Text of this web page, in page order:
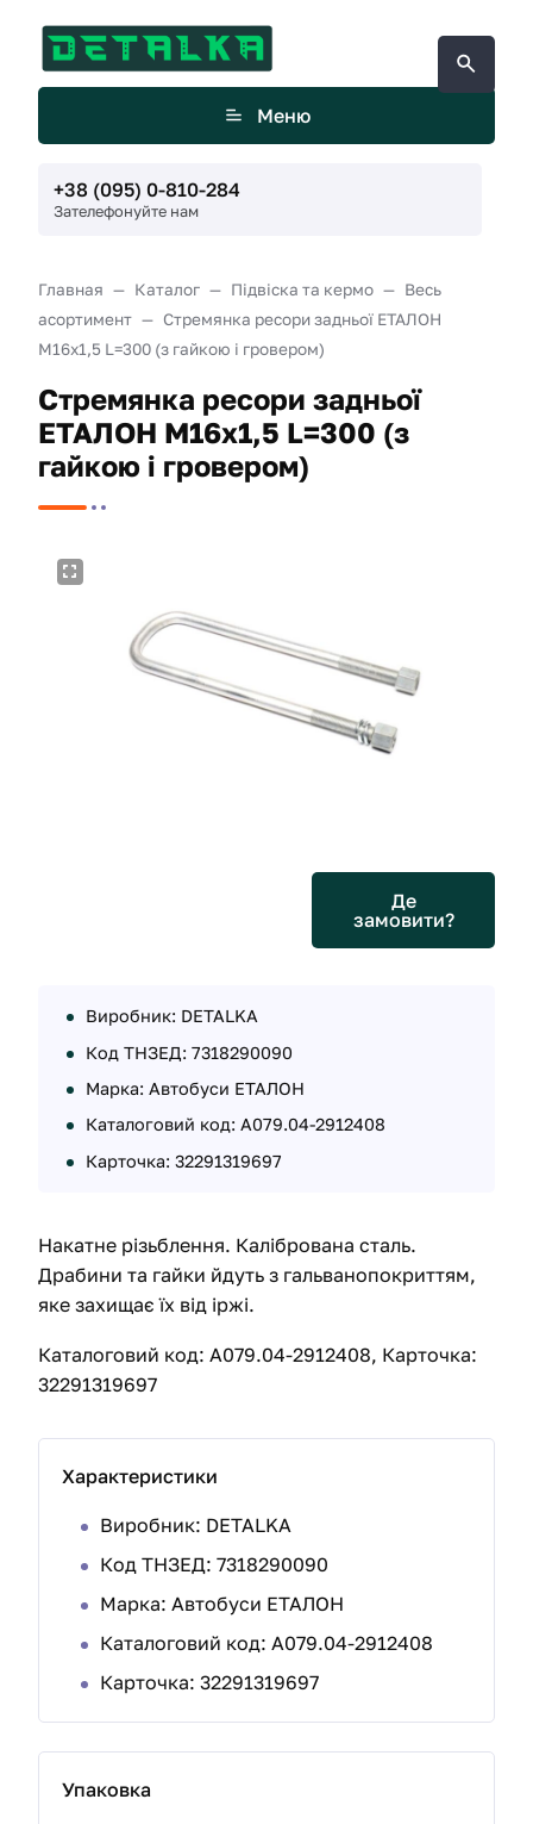
Меню
+38 (095) 0-810-284
Зателефонуйте нам
Главная Каталог Підвіска та кермо
Весь
асортимент
Стремянка ресори задньої ЕТАЛОН
М16х1,5 L=300 (з гайкою і гровером)
Стремянка ресори задньої
ЕТАЛОН М16х1,5 L=300 (з
гайкою і гровером)
Де
замовити?
Виробник: DETALKA
Код ТНЗЕД: 7318290090
Марка: Автобуси ЕТАЛОН
Каталоговий код: А079.04-2912408
Карточка: 32291319697
Накатне різьблення. Калібрована сталь.
Драбини та гайки йдуть з гальванопокриттям,
яке захищає їх від іржі.
Каталоговий код: А079.04-2912408, Карточка:
32291319697
Характеристики
Виробник: DETALKA
Код ТНЗЕД: 7318290090
Марка: Автобуси ЕТАЛОН
Каталоговий код: А079.04-2912408
Карточка: 32291319697
Упаковка